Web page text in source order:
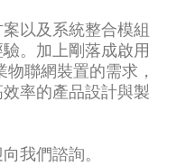
以及系統整合模組
。加上剛落成啟用
聯網裝置的需求，
率的產品設計與製
向我們諮詢。